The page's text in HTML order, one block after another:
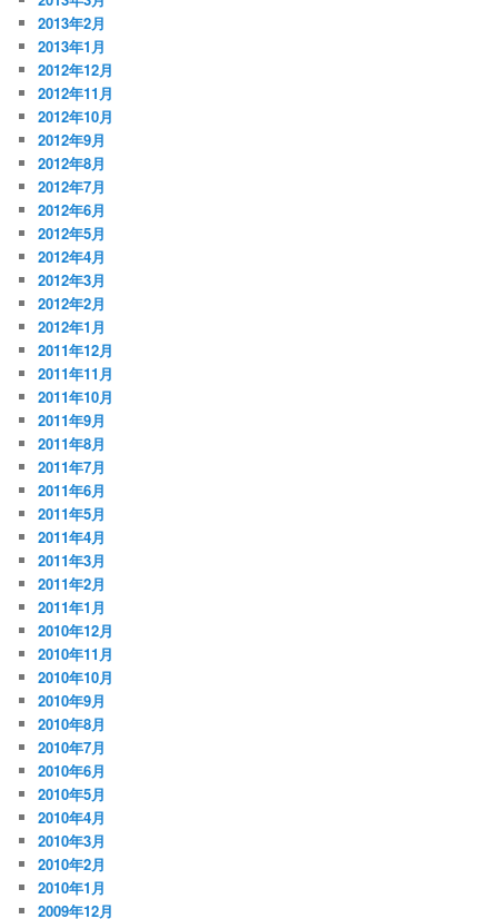
2013年2月
2013年1月
2012年12月
2012年11月
2012年10月
2012年9月
2012年8月
2012年7月
2012年6月
2012年5月
2012年4月
2012年3月
2012年2月
2012年1月
2011年12月
2011年11月
2011年10月
2011年9月
2011年8月
2011年7月
2011年6月
2011年5月
2011年4月
2011年3月
2011年2月
2011年1月
2010年12月
2010年11月
2010年10月
2010年9月
2010年8月
2010年7月
2010年6月
2010年5月
2010年4月
2010年3月
2010年2月
2010年1月
2009年12月